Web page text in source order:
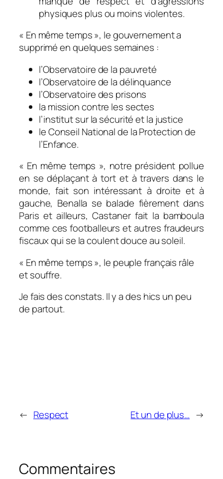
physiques plus ou moins violentes.
« En même temps », le gouvernement a
supprimé en quelques semaines :
l’Observatoire de la pauvreté
l’Observatoire de la délinquance
l’Observatoire des prisons
la mission contre les sectes
l’institut sur la sécurité et la justice
le Conseil National de la Protection de
l’Enfance.
« En même temps », notre président pollue
en se déplaçant à tort et à travers dans le
monde, fait son intéressant à droite et à
gauche, Benalla se balade fièrement dans
Paris et ailleurs, Castaner fait la bamboula
comme ces footballeurs et autres fraudeurs
fiscaux qui se la coulent douce au soleil.
« En même temps », le peuple français râle
et souffre.
Je fais des constats. Il y a des hics un peu
de partout.
← Respect Et un de plus… →
Commentaires